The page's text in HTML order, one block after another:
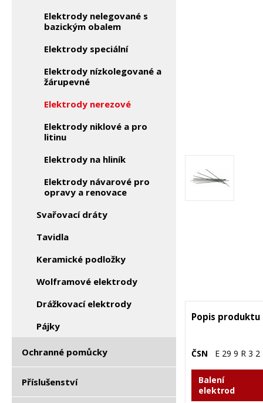
Elektrody nelegované s
bazickým obalem
Elektrody speciální
Elektrody nízkolegované a
žárupevné
Elektrody nerezové
Elektrody niklové a pro
litinu
Elektrody na hliník
Elektrody návarové pro
opravy a renovace
Svařovací dráty
Tavidla
Keramické podložky
Wolframové elektrody
Drážkovací elektrody
Pájky
Ochranné pomůcky
Příslušenství
Popis produktu
ČSN E 29 9 R 3 2
Balení
elektrod